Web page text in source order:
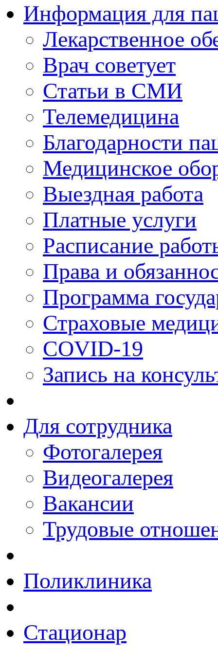
Информация для
Лекарственное
Врач советует
Статьи в СМИ
Телемедицина
Благодарности
Медицинское
Выездная работа
Платные услуги
Расписание
Права и
Программа
Страховые
COVID-19
Запись на
Для сотрудника
Фотогалерея
Видеогалерея
Вакансии
Трудовые
Поликлиника
Стационар